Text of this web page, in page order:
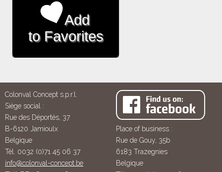
Add
to Favorites
Colonval Concept s.p.r.l.
Siège social :
Rue des Déportés, 37
B-6120 Jamioulx
Belgique
Tél. 0032 (0)71 45 06 37
info@colonval-concept.be
Place of business :
Rue de Gouy, 35b
6183 Trazegnies
Belgique